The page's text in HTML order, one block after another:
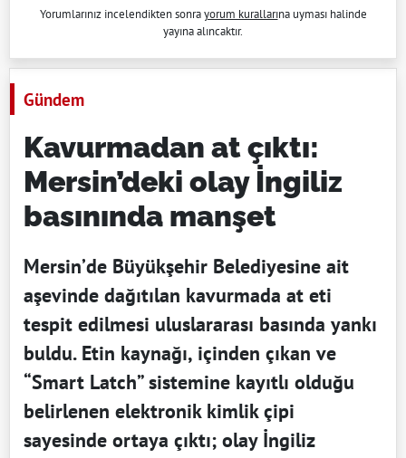
Yorumlarınız incelendikten sonrayorum kurallarına uyması halinde
yayına alıncaktır.
Gündem
Kavurmadan at çıktı:
Mersin’deki olay İngiliz
basınında manşet
Mersin’de Büyükşehir Belediyesine ait
aşevinde dağıtılan kavurmada at eti
tespit edilmesi uluslararası basında yankı
buldu. Etin kaynağı, içinden çıkan ve
“Smart Latch” sistemine kayıtlı olduğu
belirlenen elektronik kimlik çipi
sayesinde ortaya çıktı; olay İngiliz